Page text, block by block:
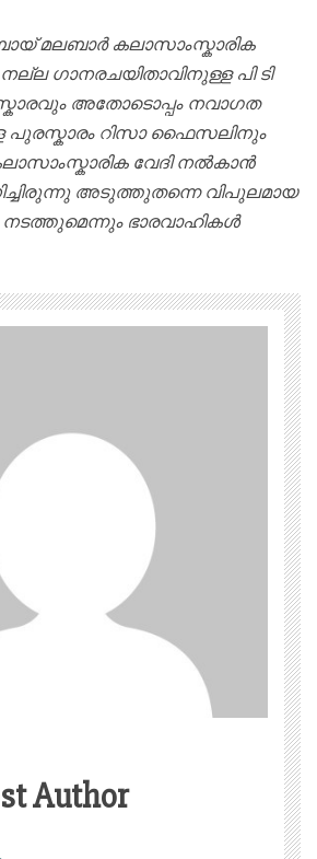
മലബാർ കലാസാംസ്കാരിക
ഗാനരചയിതാവിനുള്ള പി ടി
അതോടൊപ്പം നവാഗത
പുരസ്കാരം റിസാ ഫൈസലിനും
വേദി നൽകാൻ
അടുത്തുതന്നെ വിപുലമായ
നടത്തുമെന്നും ഭാരവാഹികൾ
Author